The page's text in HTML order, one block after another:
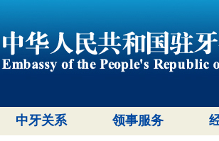
中牙关系 领事服务